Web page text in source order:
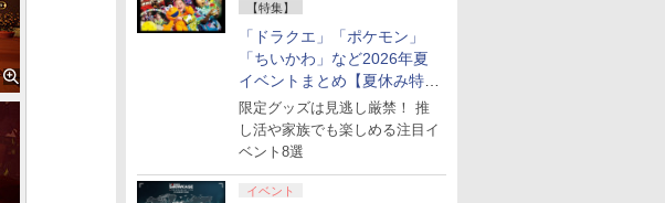
【特集】
「ドラクエ」「ポケモン」
「ちいかわ」など2026年夏
イベントまとめ【夏休み特
集】
限定グッズは見逃し厳禁！ 推
し活や家族でも楽しめる注目イ
ベント8選
イベント